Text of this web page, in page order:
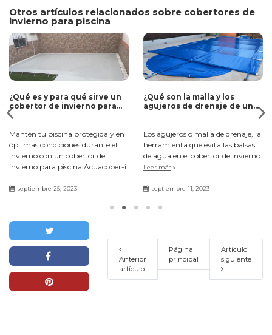
Otros artículos relacionados sobre cobertores de
invierno para piscina
¿Qué es y para qué sirve un
cobertor de invierno para
piscina?
Mantén tu piscina protegida y en
óptimas condiciones durante el
invierno con un cobertor de
invierno para piscina Acuacober-i
septiembre 25, 2023
¿Qué son la malla y los
agujeros de drenaje de un
piscina?
Los agujeros o malla de drenaje, la
herramienta que evita las balsas
de agua en el cobertor de invierno
Leer más
septiembre 11, 2023
Anterior
artículo
Página
principal
Artículo
siguiente